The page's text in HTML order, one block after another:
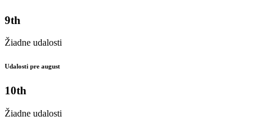
9th
Žiadne udalosti
Udalosti pre august
10th
Žiadne udalosti